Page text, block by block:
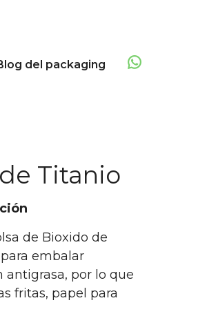
del packaging
Titanio
de Bioxido de
embalar
antigrasa, por lo que
fritas, papel para